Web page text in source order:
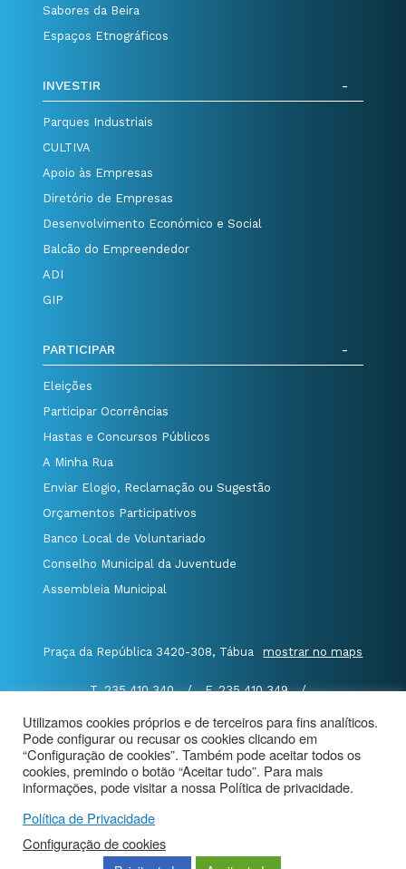
Sabores da Beira
Espaços Etnográficos
INVESTIR
Parques Industriais
CULTIVA
Apoio às Empresas
Diretório de Empresas
Desenvolvimento Económico e Social
Balcão do Empreendedor
ADI
GIP
PARTICIPAR
Eleições
Participar Ocorrências
Hastas e Concursos Públicos
A Minha Rua
Enviar Elogio, Reclamação ou Sugestão
Orçamentos Participativos
Banco Local de Voluntariado
Conselho Municipal da Juventude
Assembleia Municipal
Praça da República 3420-308, Tábua mostrar no maps
T. 235 410 340 / F. 235 410 349
/
@Município de Tábua | Mapa do Portal
|
Politica de Privacidade
|
Aviso de Privacidade - Videovigilância
Utilizamos cookies próprios e de terceiros para fins analíticos.
Pode configurar ou recusar os cookies clicando em
“Configuração de cookies”. Também pode aceitar todos os
cookies, premindo o botão “Aceitar tudo”. Para mais
informações, pode visitar a nossa Política de privacidade.
Política de Privacidade
Configuração de cookies